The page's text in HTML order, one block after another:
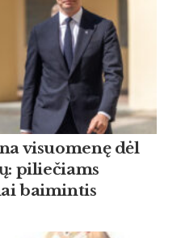
visuomenę dėl
piliečiams
baimintis